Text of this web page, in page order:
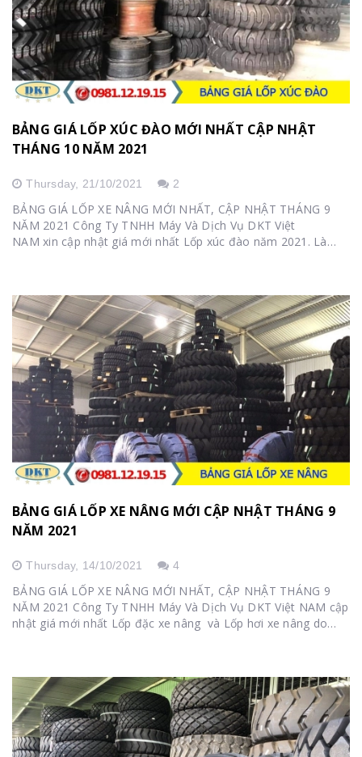
BẢNG GIÁ LỐP XÚC ĐÀO MỚI NHẤT CẬP NHẬT
THÁNG 10 NĂM 2021
Thursday, 21/10/2021 2
BẢNG GIÁ LỐP XE NÂNG MỚI NHẤT, CẬP NHẬT THÁNG 9
NĂM 2021 Công Ty TNHH Máy Và Dịch Vụ DKT Việt
NAM xin cập nhật giá mới nhất Lốp xúc đào năm 2021. Là
BẢNG GIÁ LỐP XE NÂNG MỚI CẬP NHẬT THÁNG 9
NĂM 2021
Thursday, 14/10/2021 4
BẢNG GIÁ LỐP XE NÂNG MỚI NHẤT, CẬP NHẬT THÁNG 9
NĂM 2021 Công Ty TNHH Máy Và Dịch Vụ DKT Việt NAM cập
nhật giá mới nhất Lốp đặc xe nâng và Lốp hơi xe nâng do